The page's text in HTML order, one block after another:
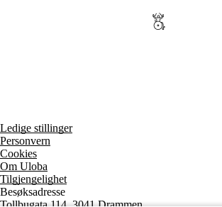
Ledige stillinger
Personvern
Cookies
Om Uloba
Tilgjengelighet
Besøksadresse
Tollbugata 114, 3041 Drammen